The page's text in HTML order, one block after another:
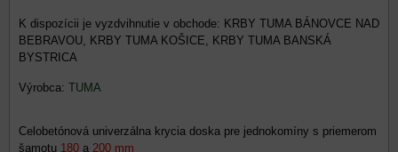
KRBY TUMA BÁNOVCE NAD
BEBRAVOU, KRBY TUMA KOŠICE, KRBY TUMA BANSKÁ
BYSTRICA
Výrobca: TUMA
Celobetónová univerzálna krycia doska pre jednokomíny s priemerom
šamotu 180 a 200 mm